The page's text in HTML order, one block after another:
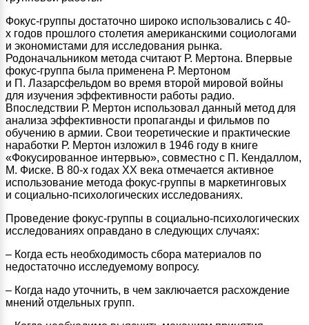
Фокус-группы достаточно широко использовались с 40-
х годов прошлого столетия американскими социологами
и экономистами для исследования рынка.
Родоначальником метода считают Р. Мертона. Впервые
фокус-группа была применена Р. Мертоном
и П. Лазарсфельдом во время второй мировой войны
для изучения эффективности работы радио.
Впоследствии Р. Мертон использовал данный метод для
анализа эффективности пропаганды и фильмов по
обучению в армии. Свои теоретические и практические
наработки Р. Мертон изложил в 1946 году в книге
«Фокусированное интервью», совместно с П. Кендаллом,
М. Фиске. В 80-х годах ХХ века отмечается активное
использование метода фокус-группы в маркетинговых
и социально-психологических исследованиях.
Проведение фокус-группы в социально-психологических
исследованиях оправдано в следующих случаях:
– Когда есть необходимость сбора материалов по
недостаточно исследуемому вопросу.
– Когда надо уточнить, в чем заключается расхождение
мнений отдельных групп.